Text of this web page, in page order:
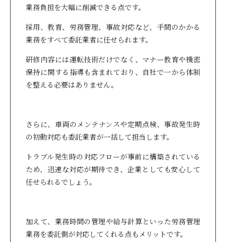
業務負担を大幅に削減できる点です。
採用、教育、労務管理、事故対応など、手間のかかる
業務をすべて委託業者に任せられます。
研修内容には運転技術だけでなく、マナー教育や機密
保持に関する指導も含まれており、自社で一から体制
を整える必要はありません。
さらに、車両のメンテナンスや定期点検、事故発生時
の初動対応も委託業者が一括して担当します。
トラブル発生時の対応フローが事前に構築されている
ため、迅速な対応が期待でき、企業としても安心して
任せられるでしょう。
加えて、業務時間の管理や給与計算といった労務管理
業務を委託側が対応してくれる点もメリットです。